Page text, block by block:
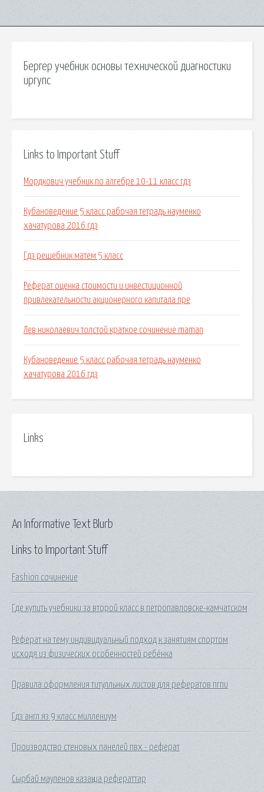
Бергер учебник основы технической диагностики
иргупс
Links to Important Stuff
Мордкович учебник по алгебре 10-11 класс гдз
Кубановедение 5 класс рабочая тетрадь науменко
хачатурова 2016 гдз
Гдз решебник матем 5 класс
Реферат оценка стоимости и инвестиционной
привлекательности акционерного капитала пре
Лев николаевич толстой краткое сочинение maman
Кубановедение 5 класс рабочая тетрадь науменко
хачатурова 2016 гдз
Links
Links to Important Stuff
Fashion сочинение
Где купить учебники за второй класс в петропавловске-камчатском
Реферат на тему индивидуальный подход к занятиям спортом
исходя из физических особенностей ребёнка
Правила оформления титулльных листов для рефератов пгпи
Гдз англ яз 9 класс миллениум
Производство стеновых панелей пвх - реферат
Сырбай мауленов казақша рефераттар
An Informative Text Blurb